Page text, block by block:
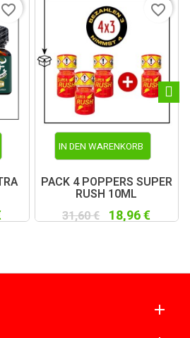
favorite_border
IN DEN WARENKORB
PACK 4 POPPERS SUPER
RUSH 10ML
31,60 € 18,96 €
favorite_border